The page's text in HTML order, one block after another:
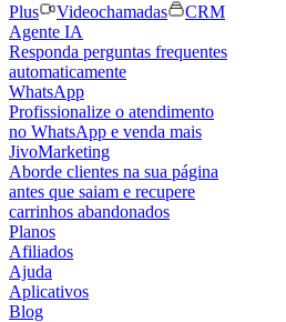
Plus
Videochamadas
CRM
Agente IA
Responda perguntas frequentes
automaticamente
WhatsApp
Profissionalize o atendimento
no WhatsApp e venda mais
JivoMarketing
Aborde clientes na sua página
antes que saiam e recupere
carrinhos abandonados
Planos
Afiliados
Ajuda
Aplicativos
Blog